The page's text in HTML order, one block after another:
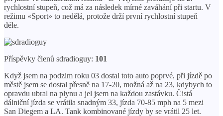
rychlostní stupeň, což má za následek mírné zaváhání při startu. V
režimu «Sport» to nedělá, protože drží první rychlostní stupeň
déle.
Příspěvky členů sdradioguy: 101
Když jsem na podzim roku 03 dostal toto auto poprvé, při jízdě po
městě jsem se dostal přesně na 17-20, možná až na 23, kdybych to
opravdu ubral na plynu a jel jsem na každou zastávku. Čistá
dálniční jízda se vrátila snadným 33, jízda 70-85 mph na 5 mezi
San Diegem a LA. Tank kombinované jízdy by se vrátil 25 let.